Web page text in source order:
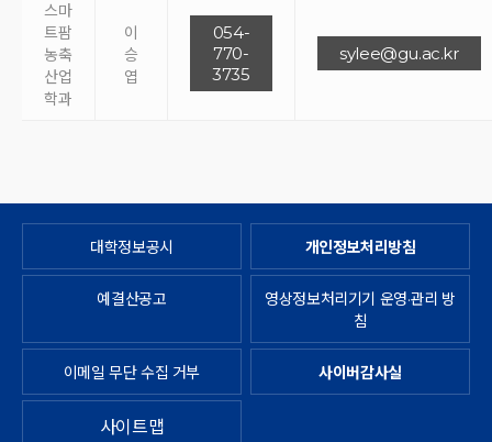
스마
트팜
농축
산업
학과
이
승
엽
054-
770-
3735
sylee@gu.ac.kr
대학정보공시 개인정보처리방침
예결산공고
영상정보처리기기 운영·관리 방
침
이메일 무단 수집 거부 사이버감사실
사이트맵